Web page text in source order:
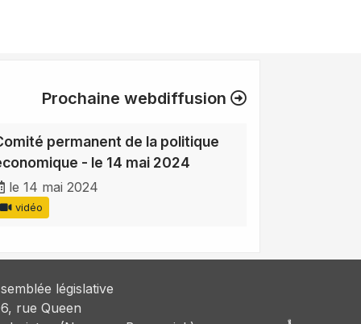
Prochaine webdiffusion
permanent de la politique
- le 14 mai 2024
le 14 mai 2024
vidéo
législative
rue Queen